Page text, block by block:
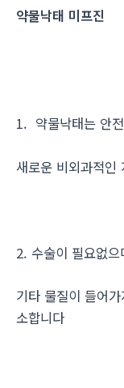
약물낙태 미프진
1. 약물낙태는 안
새로운 비외과적인
2. 수술이 필요없
기타 물질이 들어
소합니다